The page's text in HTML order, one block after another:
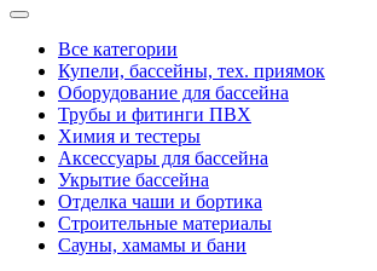
Все категории
Купели, бассейны, тех. приямок
Оборудование для бассейна
Трубы и фитинги ПВХ
Химия и тестеры
Аксессуары для бассейна
Укрытие бассейна
Отделка чаши и бортика
Строительные материалы
Сауны, хамамы и бани